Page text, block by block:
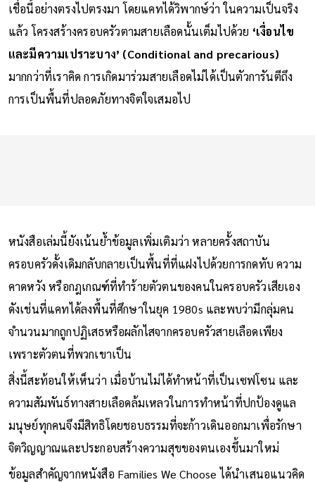
เชื่อนี้อย่างตรงไปตรงมา โดยแคทได้วิพากษ์ว่า ในความเป็นจริง
แล้ว โครงสร้างครอบครัวตามสายเลือดนั้นเต็มไปด้วย ‘เงื่อนไข
และมีความเปราะบาง’ (Conditional and precarious)
มากกว่าที่เราคิด การเกิดมาร่วมสายเลือดไม่ได้เป็นตัวการันตีถึง
การเป็นพื้นที่ปลอดภัยทางจิตใจเสมอไป
หนังสือเล่มนี้ยังเน้นย้ำข้อมูลเพิ่มเติมว่า หลายครั้งสถาบัน
ครอบครัวดั้งเดิมกลับกลายเป็นพื้นที่ที่แฝงไปด้วยการกดทับ ความ
คาดหวัง หรือกฎเกณฑ์ที่ทำร้ายตัวตนของคนในครอบครัวเสียเอง
ดังเช่นที่แคทได้ลงพื้นที่ศึกษาในยุค 1980s และพบว่ามีกลุ่มคน
จำนวนมากถูกปฏิเสธหรือผลักไสจากครอบครัวสายเลือดเพียง
เพราะตัวตนที่พวกเขาเป็น
สิ่งนี้สะท้อนให้เห็นว่า เมื่อบ้านไม่ได้ทำหน้าที่เป็นเซฟโซน และ
ความสัมพันธ์ทางสายเลือดล้มเหลวในการทำหน้าที่ปกป้องดูแล
มนุษย์ทุกคนจึงมีสิทธิโดยชอบธรรมที่จะก้าวเดินออกมาเพื่อรักษา
จิตวิญญาณและประกอบสร้างความสุขของตนเองขึ้นมาใหม่
ข้อมูลสำคัญจากหนังสือ Families We Choose ได้นำเสนอแนวคิด